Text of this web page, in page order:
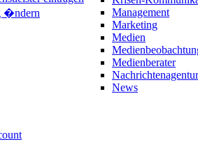
�ndern
Management
Marketing
Medien
Medienberater
News